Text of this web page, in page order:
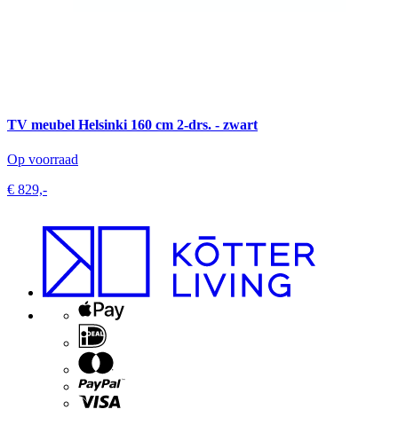
TV meubel Helsinki 160 cm 2-drs. - zwart
Op voorraad
€ 829,-